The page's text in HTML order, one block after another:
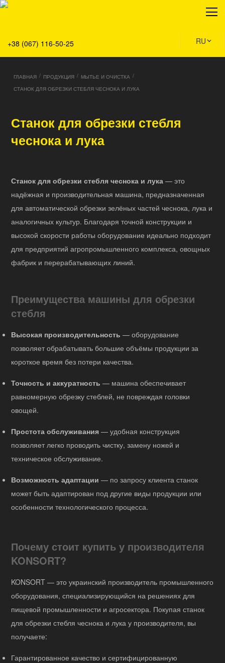
+38 (067) 116-50-25 RU
О нас
Сервис
Решения
Команда
Новости
ГЛАВНАЯ / ПРОДУКЦИЯ / МЫТЬЕ И ОЧИСТКА /
СТАНОК ДЛЯ ОБРЕЗКИ СТЕБЛЯ ЧЕСНОКА И ЛУКА
Станок для обрезки стебля
чеснока и лука
Станок для обрезки стебля чеснока и лука — это
надёжная и производительная машина, предназначенная
для автоматической обрезки зелёных частей чеснока, лука и
аналогичных культур. Благодаря точной конструкции и
высокой скорости работы оборудование идеально подходит
для предприятий агропромышленного комплекса, овощных
фабрик и перерабатывающих линий.
Преимущества машины для обрезки
стебля
Высокая производительность — оборудование
позволяет обрабатывать большие объёмы продукции за
короткое время без потери качества.
Точность и аккуратность — машина обеспечивает
равномерную обрезку стеблей, не повреждая головки
овощей.
Простота обслуживания — удобная конструкция
позволяет легко проводить чистку, замену ножей и
техническое обслуживание.
Возможность адаптации — по запросу клиента станок
может быть адаптирован под другие виды продукции или
особенности технологического процесса.
Почему стоит купить у производителя
KONSORT?
KONSORT — это украинский производитель промышленного
оборудования, специализирующийся на решениях для
пищевой промышленности и агросектора. Покупая станок
для обрезки стебля чеснока и лука у производителя, вы
получаете:
Гарантированное качество и сертифицированную